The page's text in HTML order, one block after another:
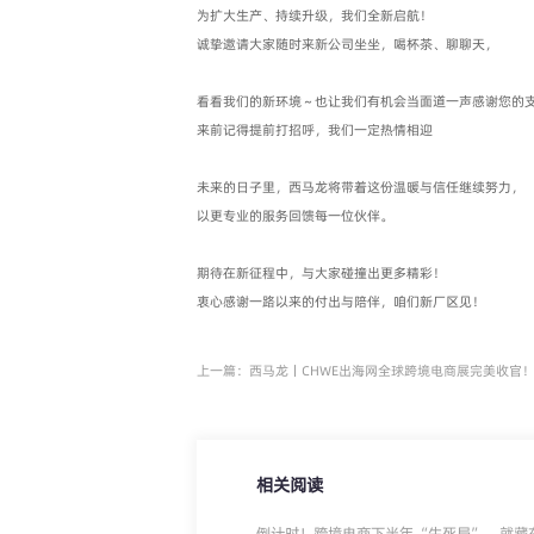
为扩大生产、持续升级，我们全新启航！
诚挚邀请大家随时来新公司坐坐，喝杯茶、聊聊天，
看看我们的新环境～也让我们有机会当面道一声感谢您的支
来前记得提前打招呼，我们一定热情相迎
未来的日子里，西马龙将带着这份温暖与信任继续努力，
以更专业的服务回馈每一位伙伴。
期待在新征程中，与大家碰撞出更多精彩！
衷心感谢一路以来的付出与陪伴，咱们新厂区见！
上一篇：西马龙丨CHWE出海网全球跨境电商展完美收官！
相关阅读